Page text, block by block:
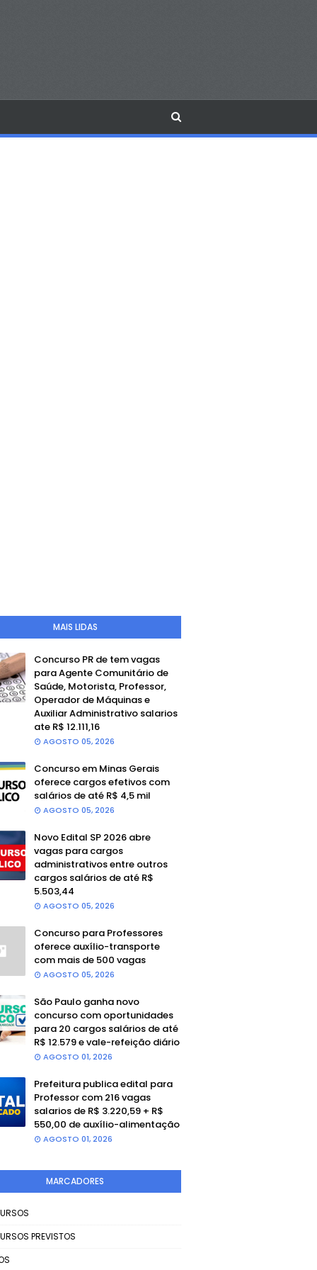
MAIS LIDAS
Concurso PR de tem vagas
para Agente Comunitário de
Saúde, Motorista, Professor,
Operador de Máquinas e
Auxiliar Administrativo salarios
ate R$ 12.111,16
AGOSTO 05, 2026
Concurso em Minas Gerais
oferece cargos efetivos com
salários de até R$ 4,5 mil
AGOSTO 05, 2026
Novo Edital SP 2026 abre
vagas para cargos
administrativos entre outros
cargos salários de até R$
5.503,44
AGOSTO 05, 2026
Concurso para Professores
oferece auxílio-transporte
com mais de 500 vagas
AGOSTO 05, 2026
São Paulo ganha novo
concurso com oportunidades
para 20 cargos salários de até
R$ 12.579 e vale-refeição diário
AGOSTO 01, 2026
Prefeitura publica edital para
Professor com 216 vagas
salarios de R$ 3.220,59 + R$
550,00 de auxílio-alimentação
AGOSTO 01, 2026
MARCADORES
PREVISTOS